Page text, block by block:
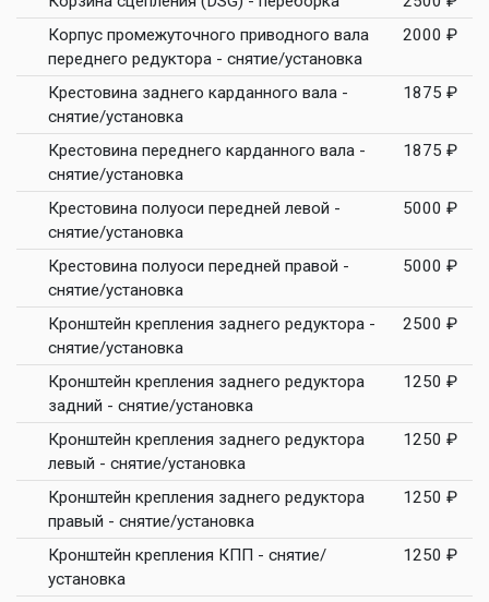
Корпус промежуточного приводного вала
переднего редуктора - снятие/установка
2000 ₽
Крестовина заднего карданного вала -
снятие/установка
1875 ₽
Крестовина переднего карданного вала -
снятие/установка
1875 ₽
Крестовина полуоси передней левой -
снятие/установка
5000 ₽
Крестовина полуоси передней правой -
снятие/установка
5000 ₽
Кронштейн крепления заднего редуктора -
снятие/установка
2500 ₽
Кронштейн крепления заднего редуктора
задний - снятие/установка
1250 ₽
Кронштейн крепления заднего редуктора
левый - снятие/установка
1250 ₽
Кронштейн крепления заднего редуктора
правый - снятие/установка
1250 ₽
Кронштейн крепления КПП - снятие/
установка
1250 ₽